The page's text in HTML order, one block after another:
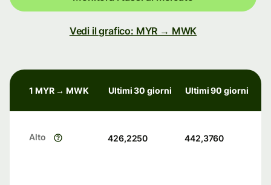
Vedi il grafico: MYR → MWK
1 MYR → MWK Ultimi 30 giorni Ultimi 90 giorni
Alto 426,2250 442,3760